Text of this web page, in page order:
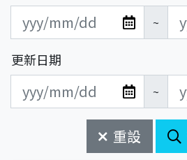
日
期
開
始
~
日
期
結
束
更新日期
~
重設